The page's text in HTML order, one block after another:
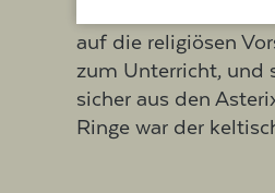
auf die religiösen
zum Unterricht, und
sicher aus den
Ringe war der